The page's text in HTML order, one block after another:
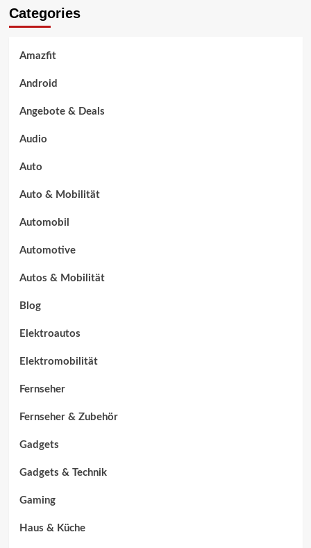
Categories
Amazfit
Android
Angebote & Deals
Audio
Auto
Auto & Mobilität
Automobil
Automotive
Autos & Mobilität
Blog
Elektroautos
Elektromobilität
Fernseher
Fernseher & Zubehör
Gadgets
Gadgets & Technik
Gaming
Haus & Küche